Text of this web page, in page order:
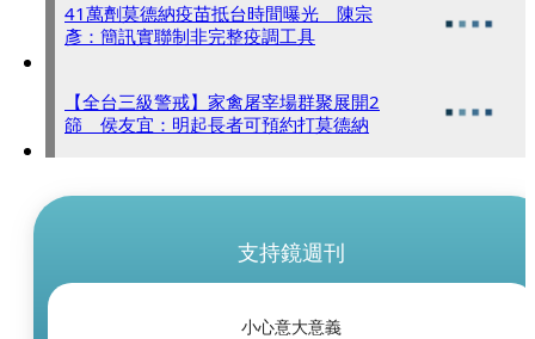
41萬劑莫德納疫苗抵台時間曝光 陳宗
彥：簡訊實聯制非完整疫調工具
【全台三級警戒】家禽屠宰場群聚展開2
篩 侯友宜：明起長者可預約打莫德納
支持鏡週刊
小心意大意義